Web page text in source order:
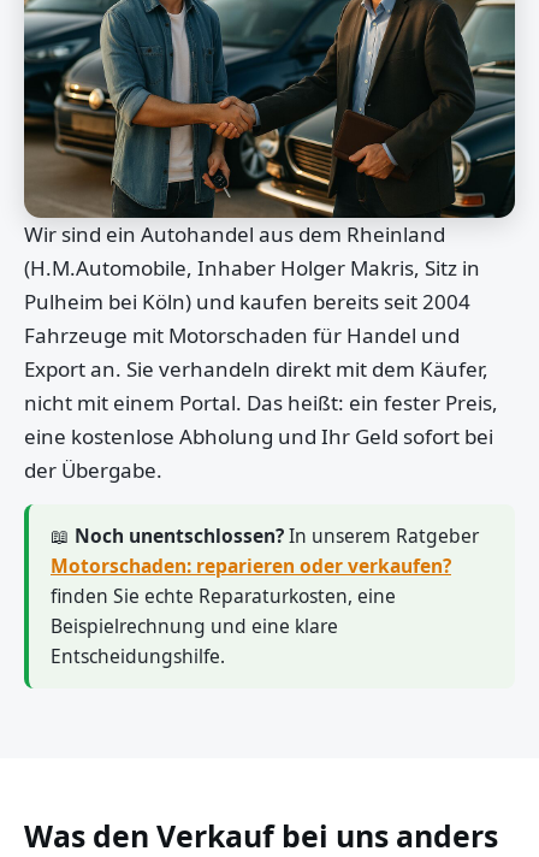
Wir sind ein Autohandel aus dem Rheinland
(H.M.Automobile, Inhaber Holger Makris, Sitz in
Pulheim bei Köln) und kaufen bereits seit 2004
Fahrzeuge mit Motorschaden für Handel und
Export an. Sie verhandeln direkt mit dem Käufer,
nicht mit einem Portal. Das heißt: ein fester Preis,
eine kostenlose Abholung und Ihr Geld sofort bei
der Übergabe.
📖 Noch unentschlossen?In unserem Ratgeber
Motorschaden: reparieren oder verkaufen?
finden Sie echte Reparaturkosten, eine
Beispielrechnung und eine klare
Entscheidungshilfe.
Was den Verkauf bei uns anders